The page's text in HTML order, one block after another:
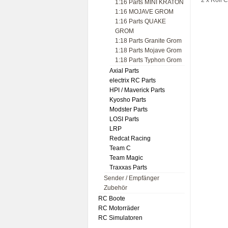
1:16 Parts MINI KRATON
1:16 MOJAVE GROM
1:16 Parts QUAKE
GROM
1:18 Parts Granite Grom
1:18 Parts Mojave Grom
1:18 Parts Typhon Grom
Axial Parts
electrix RC Parts
HPI / Maverick Parts
Kyosho Parts
Modster Parts
LOSI Parts
LRP
Redcat Racing
Team C
Team Magic
Traxxas Parts
Sender / Empfänger
Zubehör
RC Boote
RC Motorräder
RC Simulatoren